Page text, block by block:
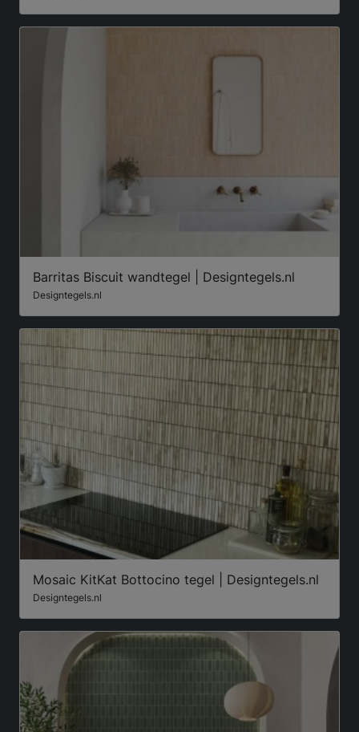
Barritas Biscuit wandtegel | Designtegels.nl
Designtegels.nl
Mosaic KitKat Bottocino tegel | Designtegels.nl
Designtegels.nl